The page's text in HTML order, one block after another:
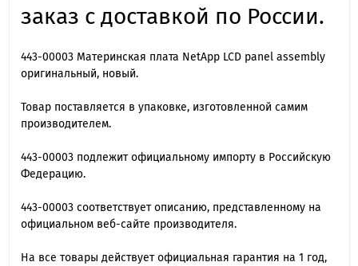
заказ с доставкой по России.
443-00003 Материнская плата NetApp LCD panel assembly
оригинальный, новый.
Товар поставляется в упаковке, изготовленной самим
производителем.
443-00003 подлежит официальному импорту в Российскую
Федерацию.
443-00003 cоответствует описанию, представленному на
официальном веб-сайте производителя.
На все товары действует официальная гарантия на 1 год,